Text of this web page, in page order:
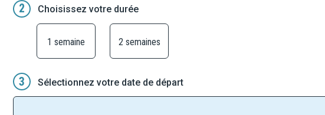
2 Choisissez votre durée
1 semaine 2 semaines
3 Sélectionnez votre date de départ